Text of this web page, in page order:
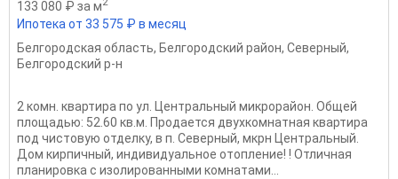
133 080 ₽ за м
Ипотека от 33 575 ₽ в месяц
Белгородская область, Белгородский район, Северный,
Белгородский р-н
2 комн. квартира по ул. Центральный микрорайон. Общей
площадью: 52.60 кв.м. Продается двухкомнатная квартира
под чистовую отделку, в п. Северный, мкрн Центральный.
Дом кирпичный, индивидуальное отопление! ! Отличная
планировка с изолированными комнатами...